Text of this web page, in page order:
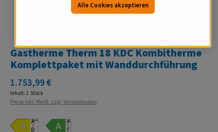
Gastherme Therm 18 KDC Kombitherme
Komplettpaket mit Wanddurchführung
Regulärer Preis:
1.753,99 €
Inhalt: 1 Stück
Preise inkl. MwSt. zzgl. Versandkosten
Alle Cookies akzeptieren